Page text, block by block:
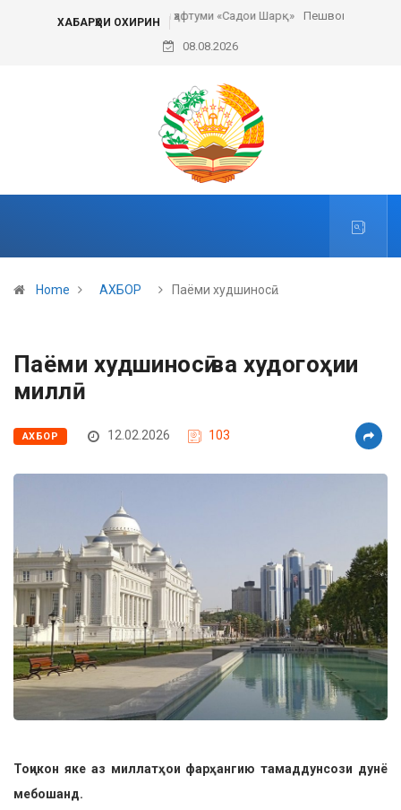
ХАБАРҲОИ ОХИРИН Пешвои ҳаракати сулҳи ҷаҳонӣ
08.08.2026
Home АХБОР Паёми худшиносӣ…
Паёми худшиносӣ ва худогоҳии
миллӣ
АХБОР 12.02.2026 103
Тоҷикон яке аз миллатҳои фарҳангию тамаддунсози дунё
мебошанд.